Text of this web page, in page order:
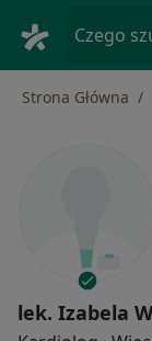
Czego
Strona Główna
lek. Izabela